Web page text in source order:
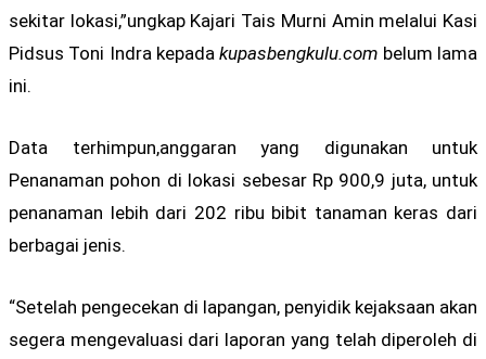
sekitar lokasi,”ungkap Kajari Tais Murni Amin melalui Kasi
Pidsus Toni Indra kepadakupasbengkulu.com belum lama
ini.
Data terhimpun,anggaran yang digunakan untuk
Penanaman pohon di lokasi sebesar Rp 900,9 juta, untuk
penanaman lebih dari 202 ribu bibit tanaman keras dari
berbagai jenis.
“Setelah pengecekan di lapangan, penyidik kejaksaan akan
segera mengevaluasi dari laporan yang telah diperoleh di